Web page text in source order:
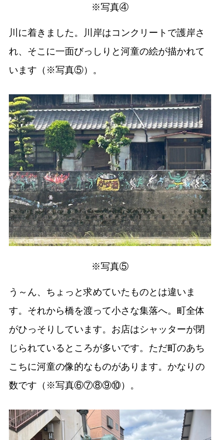
※写真④
川に着きました。川岸はコンクリートで護岸さ
れ、そこに一面びっしりと河童の絵が描かれて
います（※写真⑤）。
※写真⑤
う～ん、ちょっと求めていたものとは違いま
す。それから橋を渡って小さな集落へ。町全体
がひっそりしています。お店はシャッターが閉
じられているところが多いです。ただ町のあち
こちに河童の像的なものがあります。かなりの
数です（※写真⑥⑦⑧⑨⑩）。